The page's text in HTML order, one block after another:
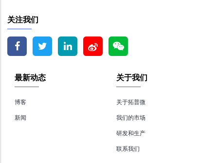
关注我们
关于我们
关于拓普微
我们的市场
研发和生产
联系我们
最新动态
博客
新闻